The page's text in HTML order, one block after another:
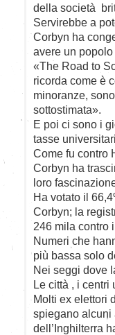
della società
Servirebbe a
Corbyn ha
avere un
«The Road to
ricorda come è
minoranze,
sottostimata».
E poi ci sono i
tasse
Come fu contro
Corbyn ha
loro
Ha votato il
Corbyn; la
246 mila contro
Numeri che
più bassa solo
Nei seggi dove
Le città , i centri
Molti ex elettori
spiegano alcuni
dell’Inghilterra